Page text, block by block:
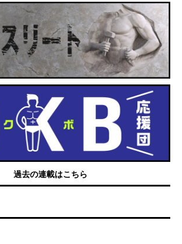
過去の連載はこちら